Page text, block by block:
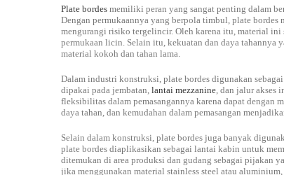
Plate bordes memiliki peran yang sangat penting dalam
Dengan permukaannya yang berpola timbul, plate
mengurangi risiko tergelincir. Oleh karena itu, material ini
permukaan licin. Selain itu, kekuatan dan daya
material kokoh dan tahan lama.
Dalam industri konstruksi, plate bordes digunakan
dipakai pada jembatan, lantai mezzanine , dan jalur
fleksibilitas dalam pemasangannya karena dapat dengan
daya tahan, dan kemudahan dalam pemasangan
Selain dalam konstruksi, plate bordes juga banyak
plate bordes diaplikasikan sebagai lantai kabin untuk
ditemukan di area produksi dan gudang sebagai pijakan
jika menggunakan material stainless steel atau